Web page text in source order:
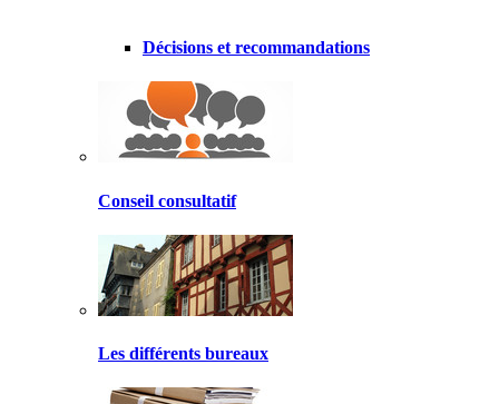
Décisions et recommandations
Conseil consultatif
Les différents bureaux